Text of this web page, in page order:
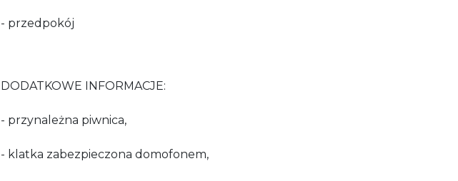
- przedpokój
DODATKOWE INFORMACJE:
- przynależna piwnica,
- klatka zabezpieczona domofonem,